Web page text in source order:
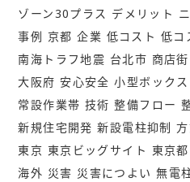
ゾーン30プラス デメリット
事例 京都 企業 低コスト 低コ
南海トラフ地震 台北市 商店街
大阪府 安心安全 小型ボックス
常設作業帯 技術 整備フロー
新規住宅開発 新設電柱抑制
東京 東京ビッグサイト 東京都
海外 災害 災害につよい 無電